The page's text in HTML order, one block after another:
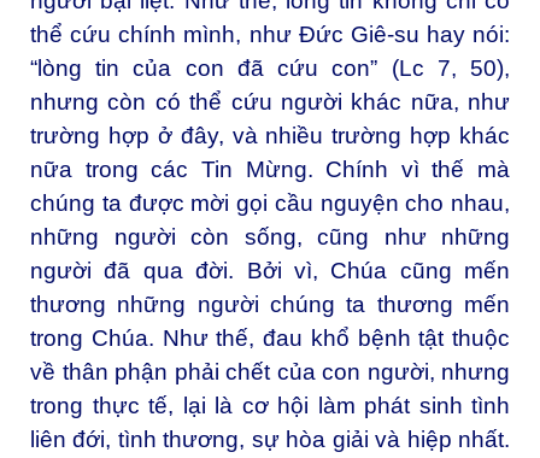
thể cứu chính mình, như Đức Giê-su hay nói:
“lòng tin của con đã cứu con” (Lc 7, 50),
nhưng còn có thể cứu người khác nữa, như
trường hợp ở đây, và nhiều trường hợp khác
nữa trong các Tin Mừng. Chính vì thế mà
chúng ta được mời gọi cầu nguyện cho nhau,
những người còn sống, cũng như những
người đã qua đời. Bởi vì, Chúa cũng mến
thương những người chúng ta thương mến
trong Chúa. Như thế, đau khổ bệnh tật thuộc
về thân phận phải chết của con người, nhưng
trong thực tế, lại là cơ hội làm phát sinh tình
liên đới, tình thương, sự hòa giải và hiệp nhất.